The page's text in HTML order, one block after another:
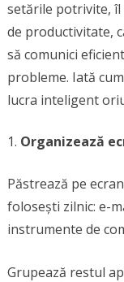
setările potrivite,
de productivitate,
să comunici
probleme. Iată
lucra inteligent
Organizează
Păstrează pe
folosești zilnic: e-
instrumente de
Grupează restul